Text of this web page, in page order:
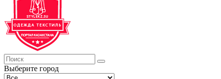
Выберите город